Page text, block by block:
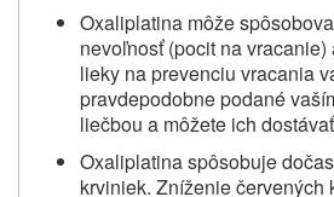
Oxaliplatina môže
nevoľnosť (pocit na
lieky na prevenciu vracania
pravdepodobne podané
liečbou a môžete ich
Oxaliplatina spôsobuje
krviniek. Zníženie červených